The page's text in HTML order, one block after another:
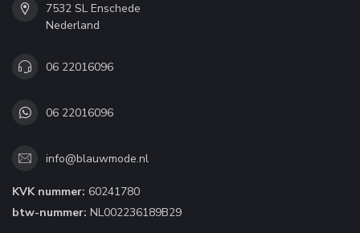
7532 SL Enschede
Nederland
06 22016096
06 22016096
info@blauwmode.nl
KVK nummer: 60241780
btw-nummer: NL002236189B29